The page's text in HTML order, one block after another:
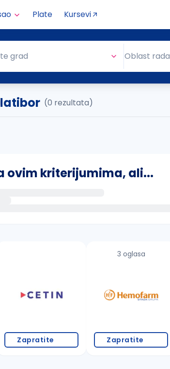
Plate Kursevi
grad Oblast rada
(0 rezultata)
ovim kriterijumima, ali...
đ, ž, dž)
Zapratite
3 oglasa
Zapratite